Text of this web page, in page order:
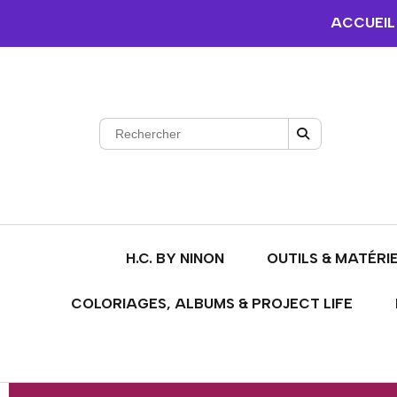
ACCUEIL
H.C. BY NINON OUTILS &
COLORIAGES, ALBUMS & PROJECT LIFE